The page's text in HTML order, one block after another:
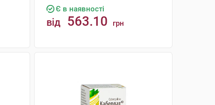
Є в наявності
від 563.10 грн